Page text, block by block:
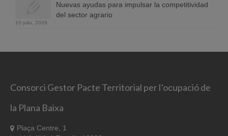
Nuevas ayudas para impulsar la competitividad
del sector agrario
10 julio, 2026
Consorci Gestor Pacte Territorial per l’ocupació de
la Plana Baixa
Plaça Centre, 1